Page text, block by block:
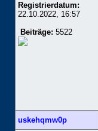
Registrierdatum:
22.10.2022, 16:57
Beiträge: 5522
uskehqmw0p